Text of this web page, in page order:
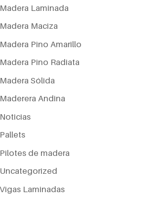
Madera Laminada
Madera Maciza
Madera Pino Amarillo
Madera Pino Radiata
Madera Sólida
Maderera Andina
Noticias
Pallets
Pilotes de madera
Uncategorized
Vigas Laminadas